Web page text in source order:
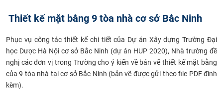
ĐÀO TẠO
ĐẢM BẢO CHẤT LƯỢNG
Thiết kế mặt bằng 9 tòa nhà cơ sở Bắc Ninh
Phục vụ công tác thiết kế chi tiết của Dự án Xây dựng Trường Đại
học Dược Hà Nội cơ sở Bắc Ninh (dự án HUP 2020), Nhà trường đề
nghị các đơn vị trong Trường cho ý kiến về bản vẽ thiết kế mặt bằng
của 9 tòa nhà tại cơ sở Bắc Ninh (bản vẽ được gửi theo file PDF đính
kèm).